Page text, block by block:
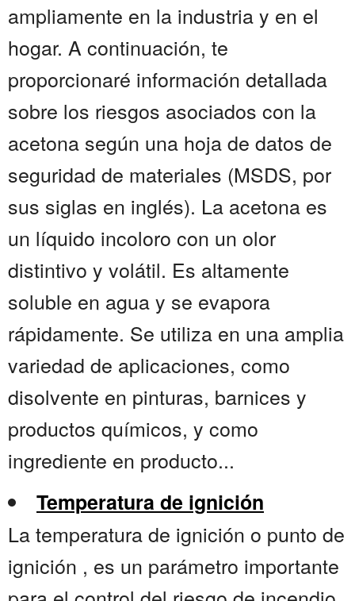
ampliamente en la industria y en el
hogar. A continuación, te
proporcionaré información detallada
sobre los riesgos asociados con la
acetona según una hoja de datos de
seguridad de materiales (MSDS, por
sus siglas en inglés). La acetona es
un líquido incoloro con un olor
distintivo y volátil. Es altamente
soluble en agua y se evapora
rápidamente. Se utiliza en una amplia
variedad de aplicaciones, como
disolvente en pinturas, barnices y
productos químicos, y como
ingrediente en producto...
Temperatura de ignición
La temperatura de ignición o punto de
ignición , es un parámetro importante